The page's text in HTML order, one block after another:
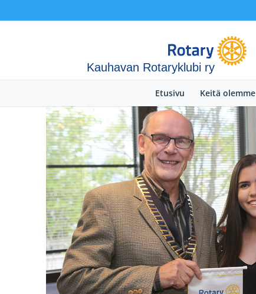
Kauhavan Rotaryklubi ry
Etusivu Keitä olemme